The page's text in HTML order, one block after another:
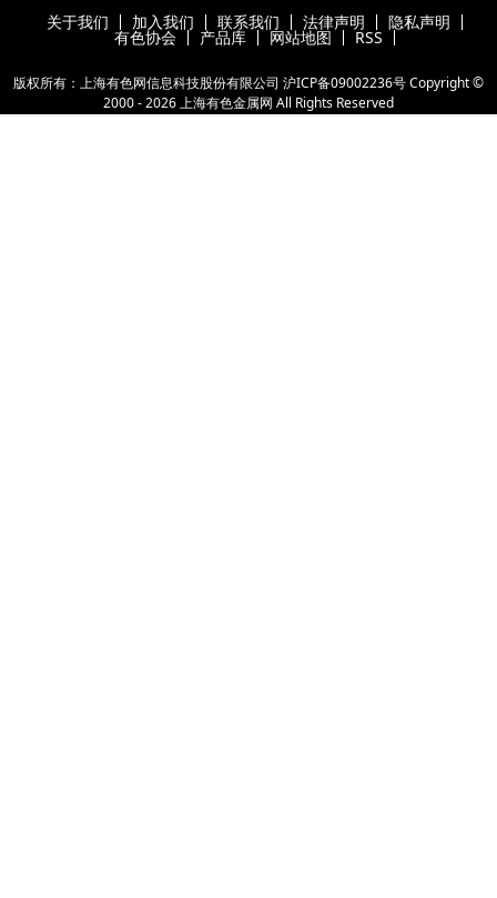
关于我们 加入我们 联系我们 法律声明 隐私声明
有色协会 产品库 网站地图 RSS
版权所有：上海有色网信息科技股份有限公司 沪ICP备09002236号Copyright ©
2000 -2026上海有色金属网 All Rights Reserved